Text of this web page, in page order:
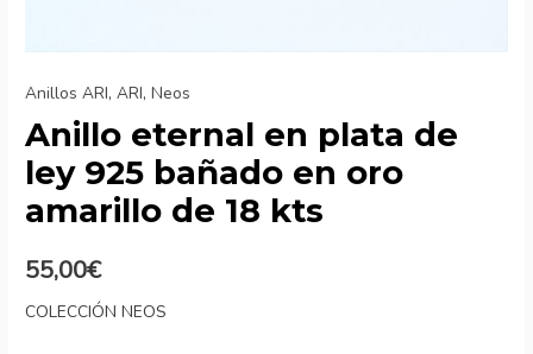
Anillos ARI,ARI,Neos
Anillo eternal en plata de
ley 925 bañado en oro
amarillo de 18 kts
55,00€
COLECCIÓN NEOS